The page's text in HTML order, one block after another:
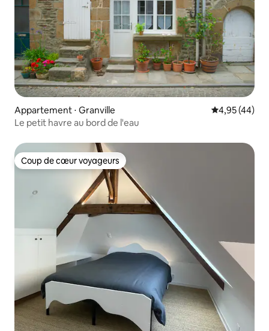
Appartement ⋅ Granville Évaluation
4,95 (44)
Le petit havre au bord de l'eau
Coup de cœur voyageurs
Coup de cœur voyageurs